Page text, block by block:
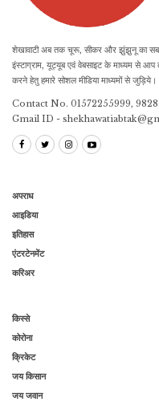
शेखावाटी अब तक चूरू, सीकर और झुंझुनू का
इंस्टाग्राम, यूट्यूब एवं वेबसाइट के माध्यम से
करने हेतु हमारे सोशल मीडिया माध्यमों से जुड़िये।
Contact No. 01572255999,
Gmail ID -
अपराध
आइडिया
इतिहास
एंटरटेनमेंट
करिअर
किस्से
कोरोना
क्रिकेट
जय किसान
जय जवान